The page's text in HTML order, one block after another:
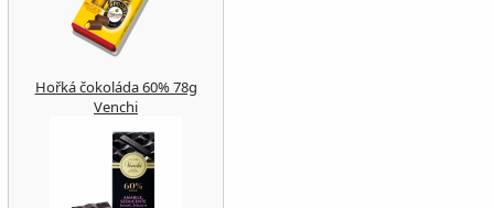
Hořká čokoláda 60% 78g
Venchi